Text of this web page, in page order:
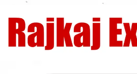
content